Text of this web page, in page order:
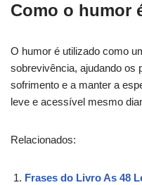
Como o humor
O humor é utilizado como
sobrevivência, ajudando os
sofrimento e a manter a
leve e acessível mesmo
Relacionados:
Frases do Livro As 48